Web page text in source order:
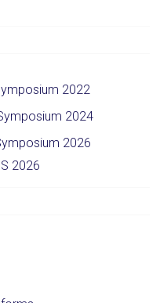
2022
2024
2026
2026